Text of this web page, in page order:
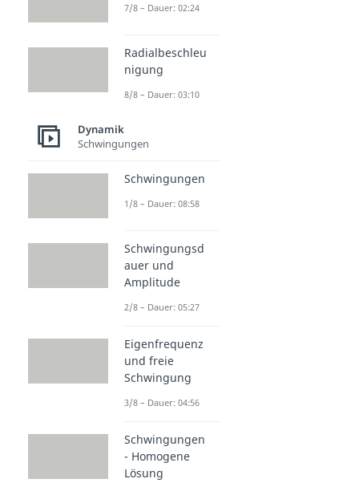
7/8 – Dauer: 02:24
Radialbeschleu
nigung
8/8 – Dauer: 03:10
Dynamik
Schwingungen
Schwingungen
1/8 – Dauer: 08:58
Schwingungsd
auer und
Amplitude
2/8 – Dauer: 05:27
Eigenfrequenz
und freie
Schwingung
3/8 – Dauer: 04:56
Schwingungen
- Homogene
Lösung